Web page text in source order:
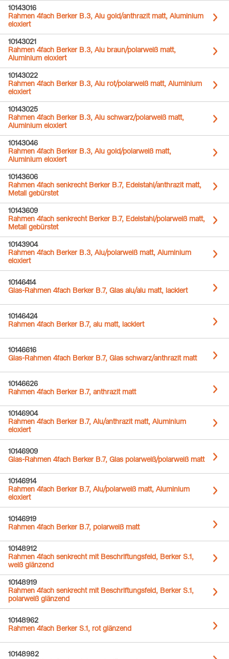
10143016
Rahmen 4fach Berker B.3, Alu gold/anthrazit matt, Aluminium
eloxiert
10143021
Rahmen 4fach Berker B.3, Alu braun/polarweiß matt,
Aluminium eloxiert
10143022
Rahmen 4fach Berker B.3, Alu rot/polarweiß matt, Aluminium
eloxiert
10143025
Rahmen 4fach Berker B.3, Alu schwarz/polarweiß matt,
Aluminium eloxiert
10143046
Rahmen 4fach Berker B.3, Alu gold/polarweiß matt,
Aluminium eloxiert
10143606
Rahmen 4fach senkrecht Berker B.7, Edelstahl/anthrazit matt,
Metall gebürstet
10143609
Rahmen 4fach senkrecht Berker B.7, Edelstahl/polarweiß matt,
Metall gebürstet
10143904
Rahmen 4fach Berker B.3, Alu/polarweiß matt, Aluminium
eloxiert
10146414
Glas-Rahmen 4fach Berker B.7, Glas alu/alu matt, lackiert
10146424
Rahmen 4fach Berker B.7, alu matt, lackiert
10146616
Glas-Rahmen 4fach Berker B.7, Glas schwarz/anthrazit matt
10146626
Rahmen 4fach Berker B.7, anthrazit matt
10146904
Rahmen 4fach Berker B.7, Alu/anthrazit matt, Aluminium
eloxiert
10146909
Glas-Rahmen 4fach Berker B.7, Glas polarweiß/polarweiß matt
10146914
Rahmen 4fach Berker B.7, Alu/polarweiß matt, Aluminium
eloxiert
10146919
Rahmen 4fach Berker B.7, polarweiß matt
10148912
Rahmen 4fach senkrecht mit Beschriftungsfeld, Berker S.1,
weiß glänzend
10148919
Rahmen 4fach senkrecht mit Beschriftungsfeld, Berker S.1,
polarweiß glänzend
10148962
Rahmen 4fach Berker S.1, rot glänzend
10148982